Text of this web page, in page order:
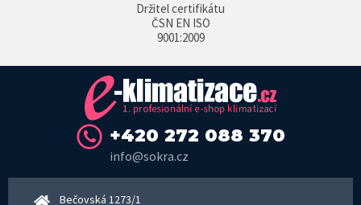
Držitel certifikátu
ČSN EN ISO
9001:2009
+420 272 088 370
info@sokra.cz
Bečovská 1273/1